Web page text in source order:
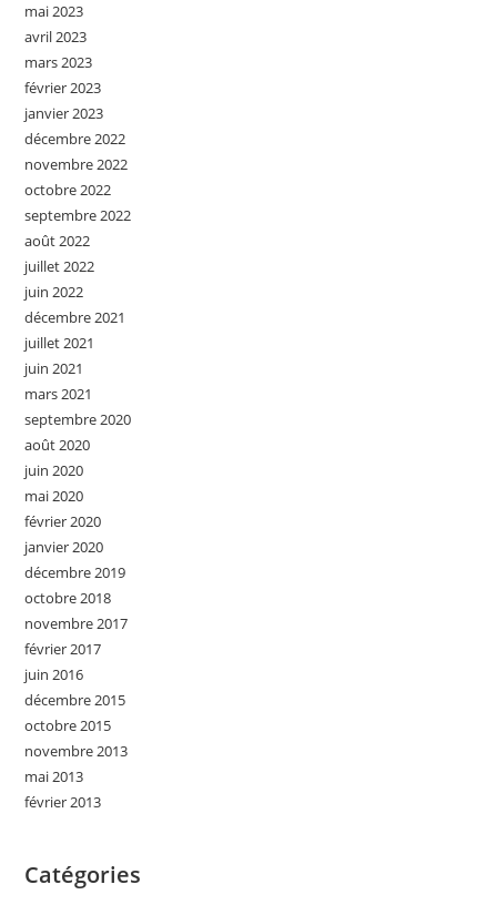
mai 2023
avril 2023
mars 2023
février 2023
janvier 2023
décembre 2022
novembre 2022
octobre 2022
septembre 2022
août 2022
juillet 2022
juin 2022
décembre 2021
juillet 2021
juin 2021
mars 2021
septembre 2020
août 2020
juin 2020
mai 2020
février 2020
janvier 2020
décembre 2019
octobre 2018
novembre 2017
février 2017
juin 2016
décembre 2015
octobre 2015
novembre 2013
mai 2013
février 2013
Catégories